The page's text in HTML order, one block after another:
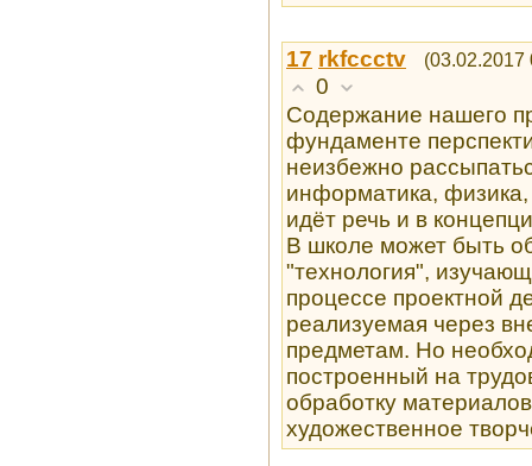
17 rkfccctv (03.02.2017
0
Содержание нашего
фундаменте
неизбежно
информатика,
идёт речь и в
В школе может быть
"технология",
процессе проектной
реализуемая через
предметам. Но
построенный на
обработку
художественное